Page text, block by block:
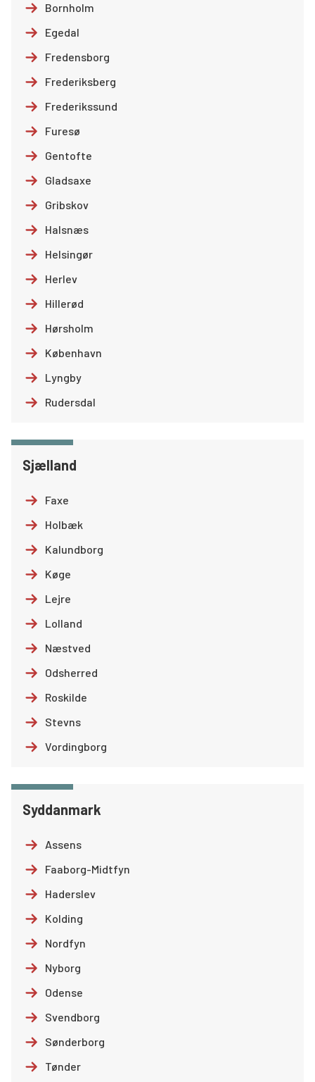
Bornholm
Egedal
Fredensborg
Frederiksberg
Frederikssund
Furesø
Gentofte
Gladsaxe
Gribskov
Halsnæs
Helsingør
Herlev
Hillerød
Hørsholm
København
Lyngby
Rudersdal
Sjælland
Faxe
Holbæk
Kalundborg
Køge
Lejre
Lolland
Næstved
Odsherred
Roskilde
Stevns
Vordingborg
Syddanmark
Assens
Faaborg-Midtfyn
Haderslev
Kolding
Nordfyn
Nyborg
Odense
Svendborg
Sønderborg
Tønder